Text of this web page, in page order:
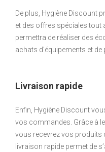
De plus, Hygiène Discount
et des offres spéciales tout
permettra de réaliser des
achats d’équipements et
Livraison rapide
Enfin, Hygiène Discount
vos commandes. Grâce à
vous recevrez vos produits
livraison rapide permet de